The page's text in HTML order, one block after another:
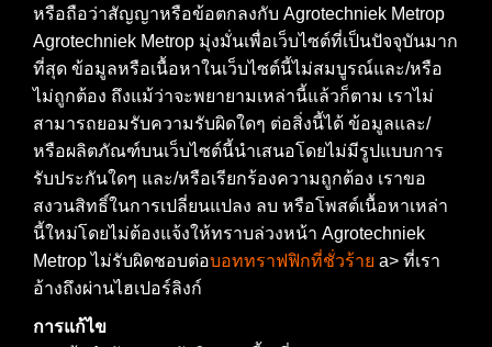
หรือถือว่าสัญญาหรือข้อตกลงกับ Agrotechniek Metrop
Agrotechniek Metrop มุ่งมั่นเพื่อเว็บไซต์ที่เป็นปัจจุบันมาก
ที่สุด ข้อมูลหรือเนื้อหาในเว็บไซต์นี้ไม่สมบูรณ์และ/หรือ
ไม่ถูกต้อง ถึงแม้ว่าจะพยายามเหล่านี้แล้วก็ตาม เราไม่
สามารถยอมรับความรับผิดใดๆ ต่อสิ่งนี้ได้ ข้อมูลและ/
หรือผลิตภัณฑ์บนเว็บไซต์นี้นำเสนอโดยไม่มีรูปแบบการ
รับประกันใดๆ และ/หรือเรียกร้องความถูกต้อง เราขอ
สงวนสิทธิ์ในการเปลี่ยนแปลง ลบ หรือโพสต์เนื้อหาเหล่า
นี้ใหม่โดยไม่ต้องแจ้งให้ทราบล่วงหน้า Agrotechniek
Metrop ไม่รับผิดชอบต่อบอททราฟฟิกที่ชั่วร้าย a> ที่เรา
อ้างถึงผ่านไฮเปอร์ลิงก์
การแก้ไข